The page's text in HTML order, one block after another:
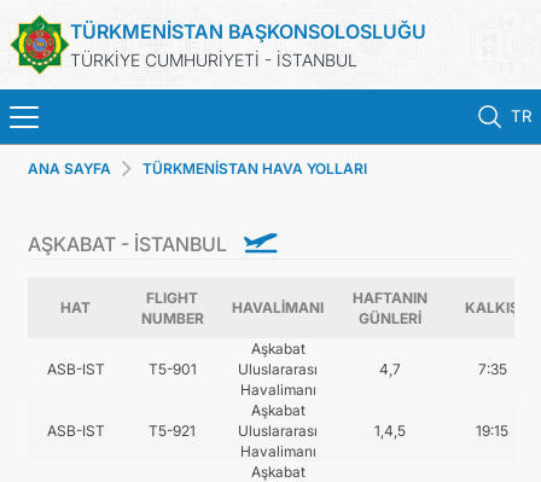
TÜRKMENİSTAN BAŞKONSOLOSLUĞU
TÜRKİYE CUMHURİYETİ - İSTANBUL
TR
ANA SAYFA
HABERLER
TÜRKMENISTAN
KONSOLOSLUK RANDEVU SISTEMI
KONSOLOSLUK IŞLEMLERI
ANA SAYFA TÜRKMENİSTAN HAVA YOLLARI
AŞKABAT - İSTANBUL
HAT
FLIGHT
NUMBER
HAVALİMANI
HAFTANIN
GÜNLERİ
KALKIŞ
ASB-IST T5-901
Aşkabat
Uluslararası
Havalimanı
4,7 7:35
ASB-IST T5-921
Aşkabat
Uluslararası
Havalimanı
1,4,5 19:15
Aşkabat